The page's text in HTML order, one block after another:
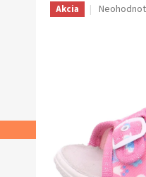
Akcia
Priemerné